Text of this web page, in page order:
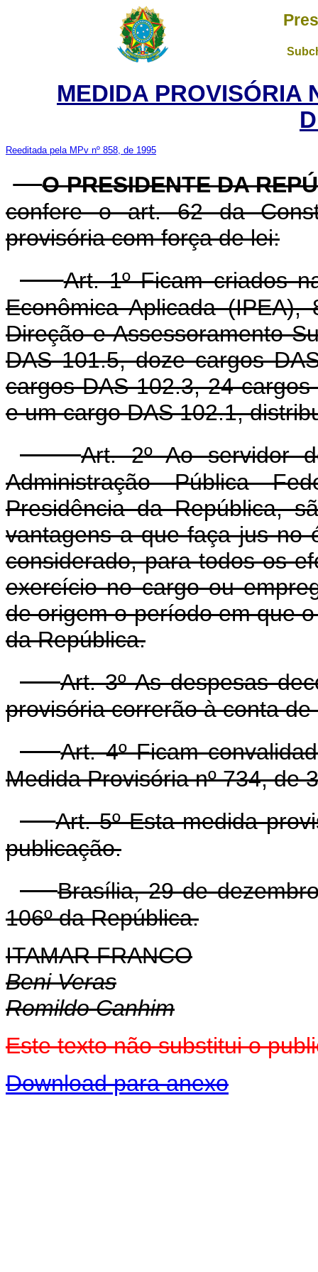
MEDIDA PROVISÓRIA
Reeditada pela MPv nº 858, de 1995
O PRESIDENTE DA
confere o art. 62 da
provisória com força de lei:
Art. 1º Ficam criados
Econômica Aplicada
Direção e Assessoramento
DAS 101.5, doze cargos
cargos DAS 102.3, 24
e um cargo DAS 102.1,
Art. 2º Ao servidor
Administração Pública
Presidência da República,
vantagens a que faça jus no
considerado, para todos os
exercício no cargo ou
de origem o período em que
da República.
Art. 3º As despesas
provisória correrão à conta
Art. 4º Ficam
Medida Provisória nº 734, de
Art. 5º Esta medida
publicação.
Brasília, 29 de
106º da República.
ITAMAR FRANCO
Beni Veras
Romildo Canhim
Este texto não substitui o
Download para anexo